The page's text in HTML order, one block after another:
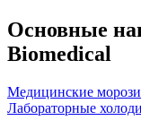
Основные
Biomedical
Медицинские
Лабораторные